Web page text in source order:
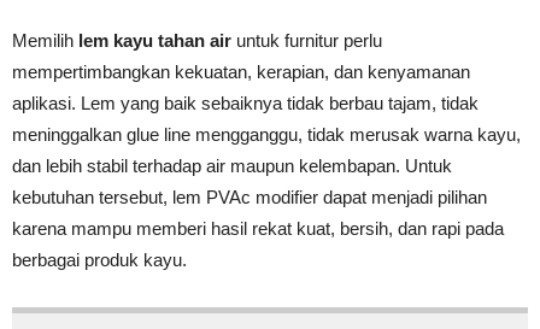
Memilih lem kayu tahan air untuk furnitur perlu
mempertimbangkan kekuatan, kerapian, dan kenyamanan
aplikasi. Lem yang baik sebaiknya tidak berbau tajam, tidak
meninggalkan glue line mengganggu, tidak merusak warna kayu,
dan lebih stabil terhadap air maupun kelembapan. Untuk
kebutuhan tersebut, lem PVAc modifier dapat menjadi pilihan
karena mampu memberi hasil rekat kuat, bersih, dan rapi pada
berbagai produk kayu.